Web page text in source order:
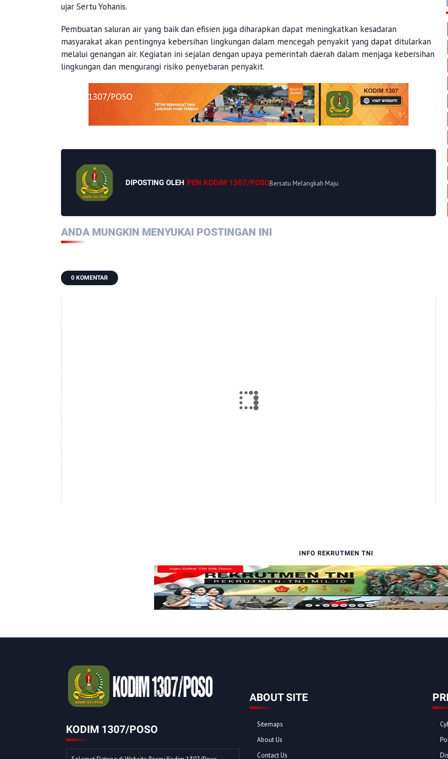
ujar Sertu Yohanis.
Pembuatan saluran air yang baik dan efisien juga diharapkan dapat meningkatkan kesadaran
masyarakat akan pentingnya kebersihan lingkungan dalam mencegah penyakit yang dapat ditularkan
melalui genangan air. Kegiatan ini sejalan dengan upaya pemerintah daerah dalam menjaga kebersihan
lingkungan dan mengurangi risiko penyebaran penyakit.
DIPOSTING OLEH PEN KODIM 1307/POSOBersatu Melangkah Maju
ANDA MUNGKIN MENYUKAI POSTINGAN INI
0 KOMENTAR
INFO REKRUTMEN TNI
KODIM 1307/POSO
ABOUT SITE
Sitemaps
About Us
Contact Us